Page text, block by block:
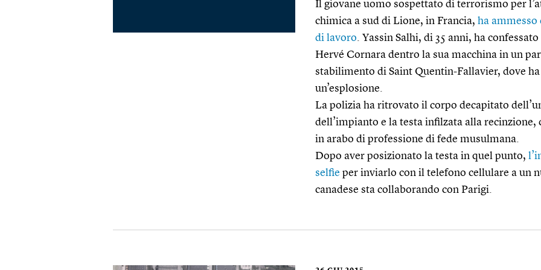
Il giovane uomo sospettato di terrorismo per
chimica a sud di Lione, in Francia, ha
di lavoro. Yassin Salhi, di 35 anni, ha
Hervé Cornara dentro la sua macchina in un
stabilimento di Saint Quentin-Fallavier, dove
un’esplosione.
La polizia ha ritrovato il corpo decapitato
dell’impianto e la testa infilzata alla
in arabo di professione di fede musulmana.
Dopo aver posizionato la testa in quel punto,
selfie per inviarlo con il telefono cellulare a un
canadese sta collaborando con Parigi.